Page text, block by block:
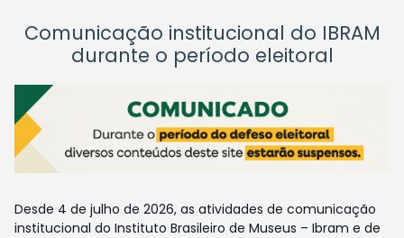
Comunicação institucional do IBRAM
durante o período eleitoral
Desde 4 de julho de 2026, as atividades de comunicação
institucional do Instituto Brasileiro de Museus – Ibram e de